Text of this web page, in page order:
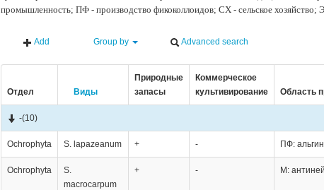
промышленность; ПФ - производство фикоколлоидов; СХ - сельское хозяйство;
Add Group by Advanced search
Отдел Виды
Природные
запасы
Коммерческое
культивирование
Область
-(10)
Ochrophyta S. lapazeanum + - ПФ:
Ochrophyta
S.
macrocarpum
+ - М: